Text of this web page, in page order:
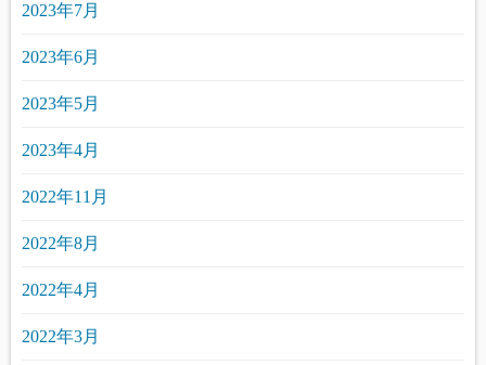
2023年7月
2023年6月
2023年5月
2023年4月
2022年11月
2022年8月
2022年4月
2022年3月